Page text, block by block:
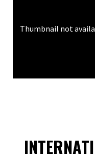
Thumbnail not